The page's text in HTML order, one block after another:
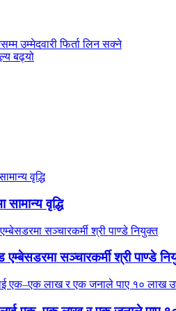
उम्मेदवारी फिर्ता लिन सक्ने
बढ्यो
वृद्धि
सञ्चारकर्मी श्री पाण्डे